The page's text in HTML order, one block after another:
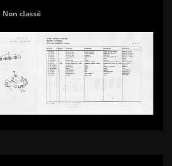
Non classé